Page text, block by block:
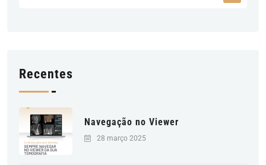
Recentes
Navegação no Viewer
28 março 2025